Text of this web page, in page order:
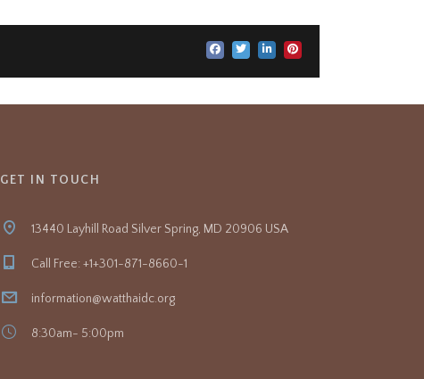
GET IN TOUCH
13440 Layhill Road Silver Spring, MD 20906 USA
Call Free: +1+301-871-8660-1
information@watthaidc.org
8:30am- 5:00pm